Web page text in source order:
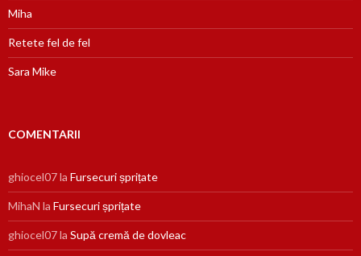
Miha
Retete fel de fel
Sara Mike
COMENTARII
ghiocel07la Fursecuri șprițate
MihaN la Fursecuri șprițate
ghiocel07la Supă cremă de dovleac